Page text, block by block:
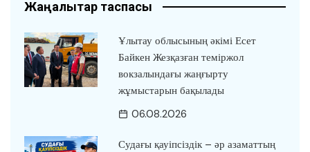
Жаңалықтар таспасы
Ұлытау облысының әкімі Есет
Байкен Жезқазған теміржол
вокзалындағы жаңғырту
жұмыстарын бақылады
06.08.2026
Судағы қауіпсіздік – әр азаматтың